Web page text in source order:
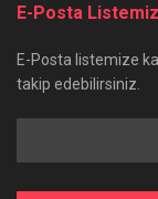
E-Posta
E-Posta listemize
takip edebilirsiniz.